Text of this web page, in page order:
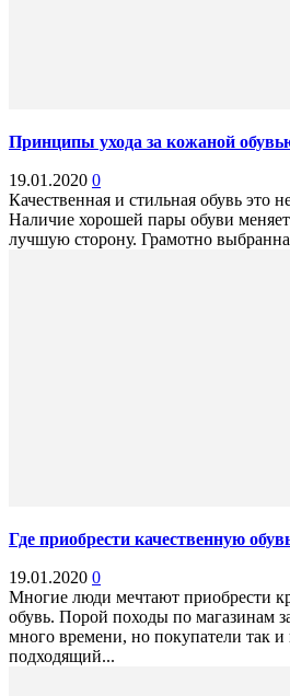
Принципы ухода за кожаной
19.01.2020 0
Качественная и стильная обувь это
Наличие хорошей пары обуви
лучшую сторону. Грамотно
Где приобрести качественную
19.01.2020 0
Многие люди мечтают приобрести
обувь. Порой походы по магазинам
много времени, но покупатели так и
подходящий...